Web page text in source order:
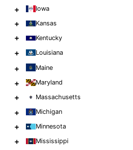
+ Iowa
+ Kansas
+ Kentucky
+ Louisiana
+ Maine
+ Maryland
+ Massachusetts
+ Michigan
+ Minnesota
+ Mississippi